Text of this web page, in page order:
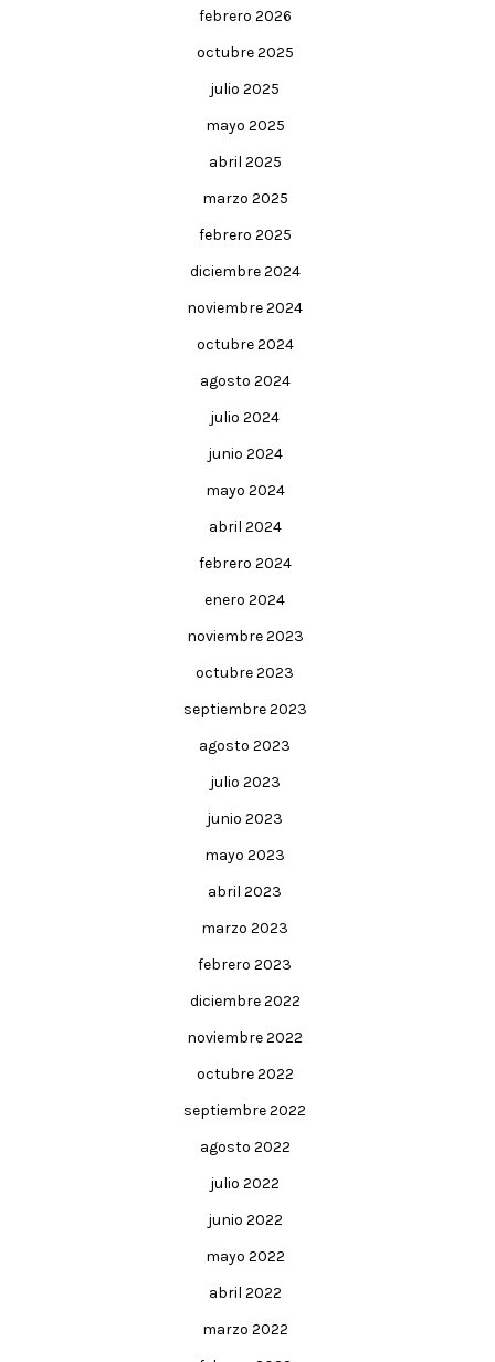
febrero 2026
octubre 2025
julio 2025
mayo 2025
abril 2025
marzo 2025
febrero 2025
diciembre 2024
noviembre 2024
octubre 2024
agosto 2024
julio 2024
junio 2024
mayo 2024
abril 2024
febrero 2024
enero 2024
noviembre 2023
octubre 2023
septiembre 2023
agosto 2023
julio 2023
junio 2023
mayo 2023
abril 2023
marzo 2023
febrero 2023
diciembre 2022
noviembre 2022
octubre 2022
septiembre 2022
agosto 2022
julio 2022
junio 2022
mayo 2022
abril 2022
marzo 2022